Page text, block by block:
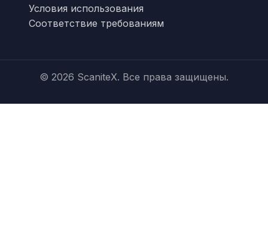
Условия использования
Соответствие требованиям
© 2026 ScaniteX. Все права защищены.